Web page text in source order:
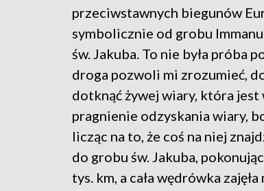
przeciwstawnych biegunów
symbolicznie od grobu
św. Jakuba. To nie była próba
droga pozwoli mi zrozumieć,
dotknąć żywej wiary, która jest
pragnienie odzyskania wiary,
licząc na to, że coś na niej
do grobu św. Jakuba,
tys. km, a cała wędrówka